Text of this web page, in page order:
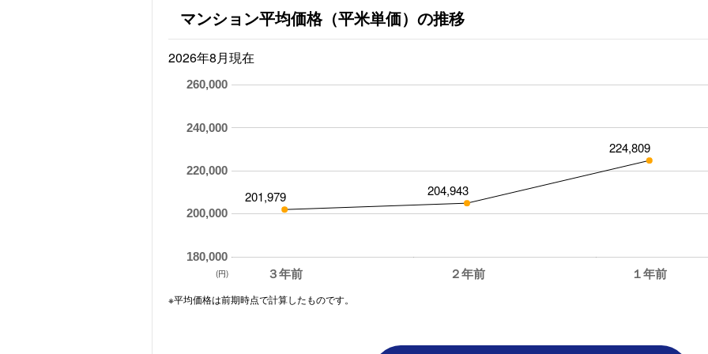
マンション平均価格（平米単価）の推移
2026年8月現在
３年前 ２年前 １年前
180,000
200,000
220,000
240,000
260,000
201,979 204,943
224,809
(円)
※平均価格は前期時点で計算したものです。